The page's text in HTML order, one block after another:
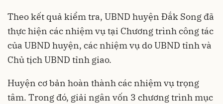
Theo kết quả kiểm tra, UBND huyện Đắk Song đã
thực hiện các nhiệm vụ tại Chương trình công tác
của UBND huyện, các nhiệm vụ do UBND tỉnh và
Chủ tịch UBND tỉnh giao.
Huyện cơ bản hoàn thành các nhiệm vụ trọng
tâm. Trong đó, giải ngân vốn 3 chương trình mục